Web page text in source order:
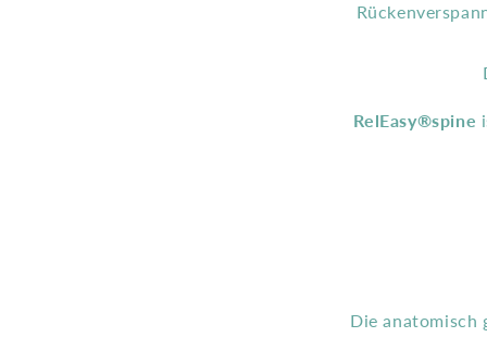
RelEasy®spine
Die